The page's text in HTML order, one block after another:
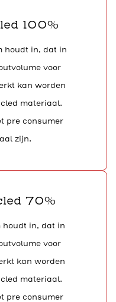
100%
houdt in, dat in
voor
kan worden
materiaal.
pre consumer
zijn.
70%
houdt in, dat in
voor
kan worden
materiaal.
pre consumer